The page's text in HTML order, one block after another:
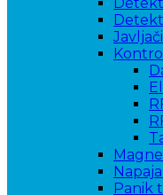
Panik